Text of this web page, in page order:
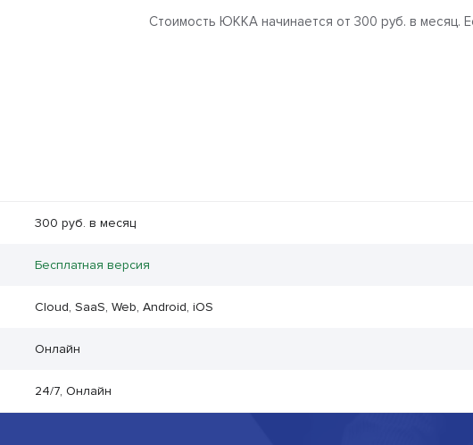
Стоимость ЮККА начинается от 300 руб. в месяц.
300 руб. в месяц
Бесплатная версия
Cloud, SaaS, Web, Android, iOS
Онлайн
24/7, Онлайн